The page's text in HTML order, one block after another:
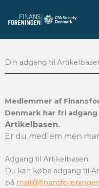
Din adgang til
Medlemmer af
Denmark har fri
Artikelbasen.
Er du medlem men
Adgang til Artikelbasen
Du kan købe adgang til
på